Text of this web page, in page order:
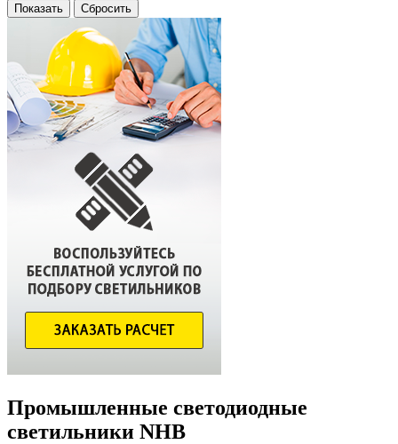
Промышленные светодиодные
светильники NHB